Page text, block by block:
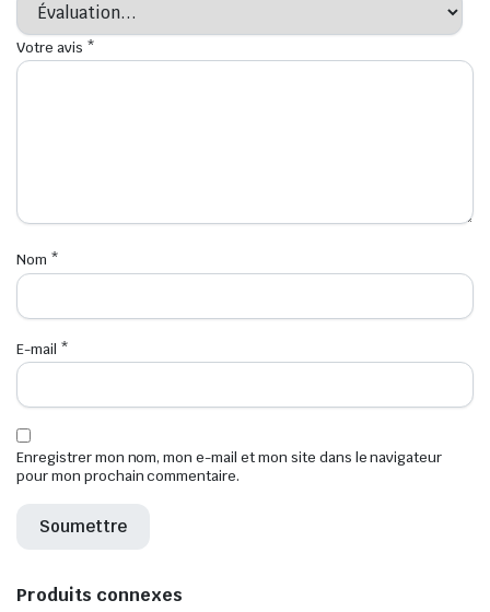
Votre avis *
Nom *
E-mail *
Enregistrer mon nom, mon e-mail et mon site dans le navigateur
pour mon prochain commentaire.
Produits connexes